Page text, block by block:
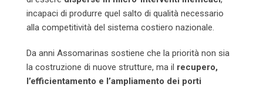
incapaci di produrre quel salto di qualità necessario
alla competitività del sistema costiero nazionale.
Da anni Assomarinas sostiene che la priorità non sia
la costruzione di nuove strutture, ma il recupero,
l’efficientamento e l’ampliamento dei porti